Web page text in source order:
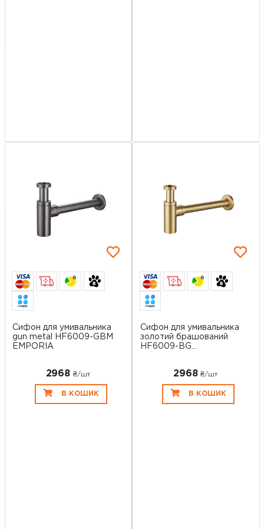
6
Сифон для умивальника
gun metal HF6009-GBM
EMPORIA
2968 ₴/шт
В КОШИК
6
Сифон для умивальника
золотий брашований
HF6009-BG...
2968 ₴/шт
В КОШИК